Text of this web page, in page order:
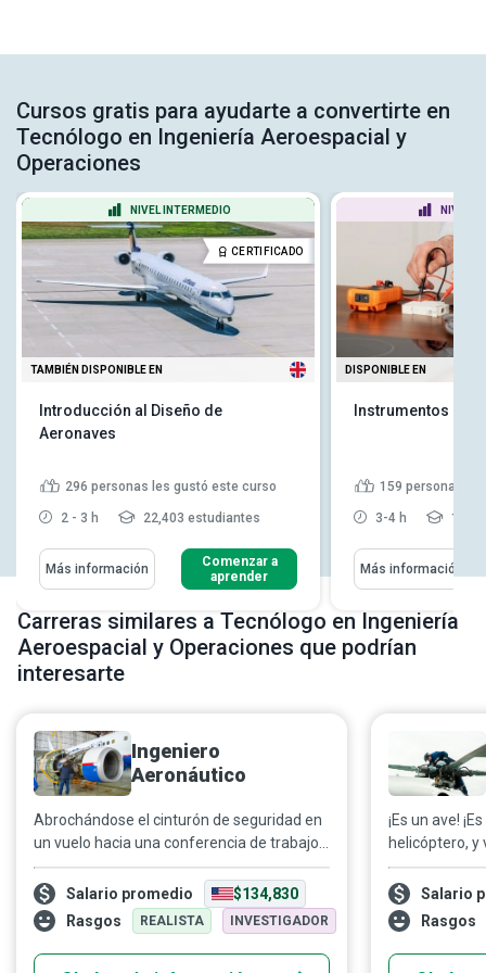
Cursos gratis para ayudarte a convertirte en
Tecnólogo en Ingeniería Aeroespacial y
Operaciones
NIVEL INTERMEDIO
CERTIFICADO
TAMBIÉN DISPONIBLE EN
Introducción al Diseño de
Aeronaves
296 personas les gustó este curso
2 - 3 h 22,403 estudiantes
Más información
Comenzar a
aprender
NIVEL
DISPONIBLE EN
Instrumentos de
159 personas
3-4 h
Más información
Carreras similares a Tecnólogo en Ingeniería
Aeroespacial y Operaciones que podrían
interesarte
Ingeniero
Aeronáutico
Abrochándose el cinturón de seguridad en
un vuelo hacia una conferencia de trabajo,
un destino vacacional o de regreso a casa,
pocas personas piensan en la compleja
combinación de pernos, cables, materiales
diversos y componentes que conforman
una aeronave. Como ingeniero
Salario promedio
$134,830
Rasgos
REALISTA INVESTIGADOR
¡Es un ave!
helicóptero, y
al trabajo de
Estos
pilotos
eficiente,
mantener y
Salario
Rasgos